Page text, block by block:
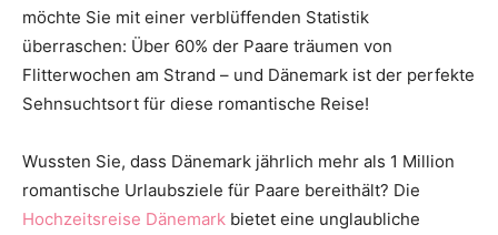
das
Thema
möchte Sie mit einer verblüffenden Statistik
überraschen: Über 60% der Paare träumen von
Flitterwochen am Strand – und Dänemark ist der perfekte
Sehnsuchtsort für diese romantische Reise!
Wussten Sie, dass Dänemark jährlich mehr als 1 Million
romantische Urlaubsziele für Paare bereithält? Die
Hochzeitsreise Dänemark bietet eine unglaubliche